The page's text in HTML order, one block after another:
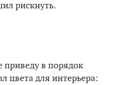
рискнуть.
приведу в порядок
цвета для интерьера: